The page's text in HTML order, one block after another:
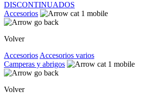
DISCONTINUADOS
Accesorios
Volver
Accesorios Accesorios varios
Camperas y abrigos
Volver